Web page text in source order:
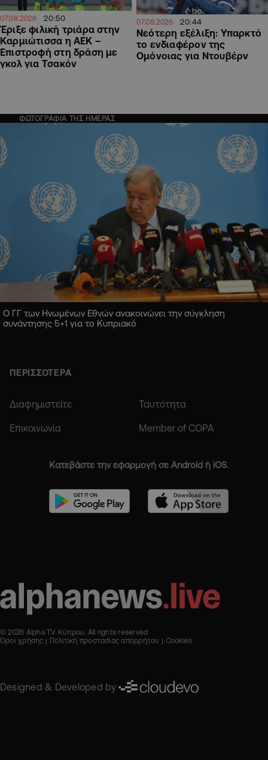
07.08.2026 20:50
Έριξε φιλική τριάρα στην
Καρμιώτισσα η ΑΕΚ –
Επιστροφή στη δράση με
γκολ για Τσακόν
07.08.2026 20:44
Νεότερη εξέλιξη: Υπαρκτό
το ενδιαφέρον της
Ομόνοιας για Ντουβέρν
ΦΩΤΟΓΡΑΦΙΑ ΤΗΣ ΗΜΕΡΑΣ
Ο ΓΓ των Ηνωμένων Εθνών ανακοινώνει την σύγκληση
συνάντησης 5+1 για το Κυπριακό
ΠΕΡΙΣΣΟΤΕΡΑ
Διαφημιστείτε Ταυτότητα
Επικοινωνία Member of COPA
Κατεβάστε την εφαρμογή σε Android ή iOS.
© 2026 Alpha TV Κύπρου. All rights reserved
Όροι χρήσης
Πολιτική προστασίας απορρήτου Cookies
Designed & Developed by